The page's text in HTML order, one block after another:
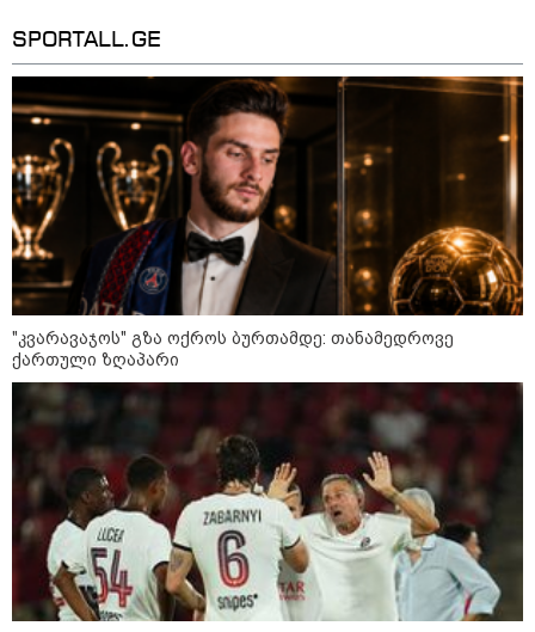
კატეგორიები
6
აგვისტო
დღის ზოგადი
პროგნოზი
მოიმატებს მოტივაცია და აქტიური მოქმედების სურვილი.
კარგი დროა იმ საქმეების წამოსაწყებად, რომლებიც დიდ
ძალისხმევასა და ინიციატივას მოითხოვს. თავდაჯერებულობა
და პოზიტიური განწყობა დაგეხმარებათ, რომ დასახულ
SPORTALL.GE
"კვარავაჯოს" გზა ოქროს ბურთამდე: თანამედროვე
ქართული ზღაპარი